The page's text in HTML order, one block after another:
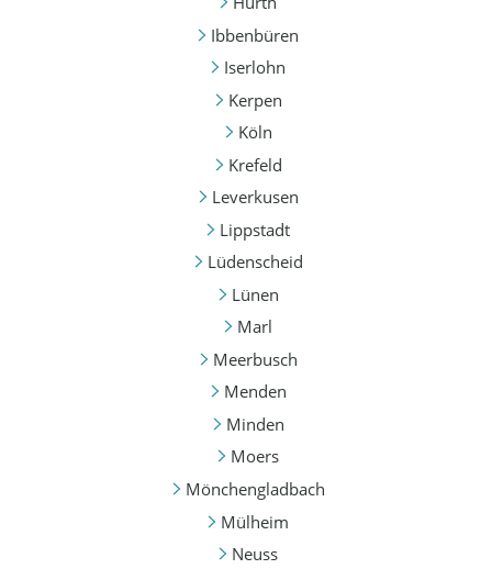
Ibbenbüren
Iserlohn
Kerpen
Köln
Krefeld
Leverkusen
Lippstadt
Lüdenscheid
Lünen
Marl
Meerbusch
Menden
Minden
Moers
Mönchengladbach
Mülheim
Neuss